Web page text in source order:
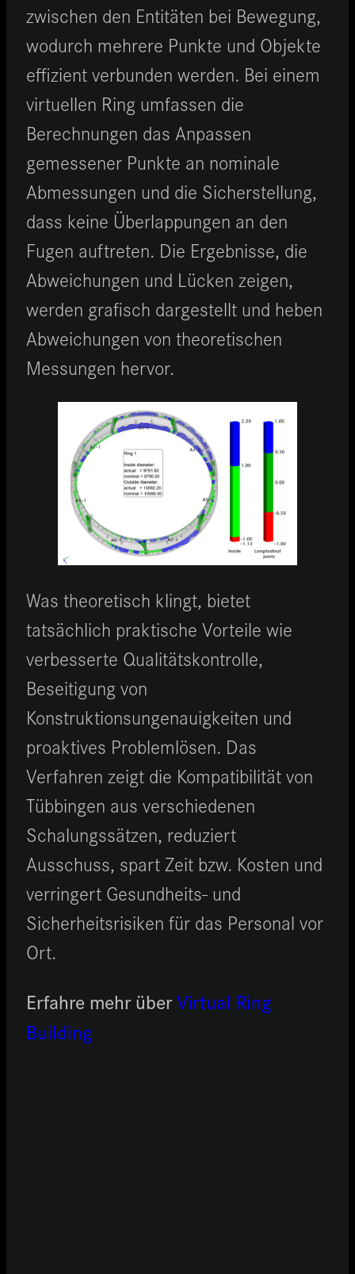
zwischen den Entitäten bei Bewegung,
wodurch mehrere Punkte und Objekte
effizient verbunden werden. Bei einem
virtuellen Ring umfassen die
Berechnungen das Anpassen
gemessener Punkte an nominale
Abmessungen und die Sicherstellung,
dass keine Überlappungen an den
Fugen auftreten. Die Ergebnisse, die
Abweichungen und Lücken zeigen,
werden grafisch dargestellt und heben
Abweichungen von theoretischen
Messungen hervor.
Was theoretisch klingt, bietet
tatsächlich praktische Vorteile wie
verbesserte Qualitätskontrolle,
Beseitigung von
Konstruktionsungenauigkeiten und
proaktives Problemlösen. Das
Verfahren zeigt die Kompatibilität von
Tübbingen aus verschiedenen
Schalungssätzen, reduziert
Ausschuss, spart Zeit bzw. Kosten und
verringert Gesundheits- und
Sicherheitsrisiken für das Personal vor
Ort.
Erfahre mehr überVirtual Ring
Building